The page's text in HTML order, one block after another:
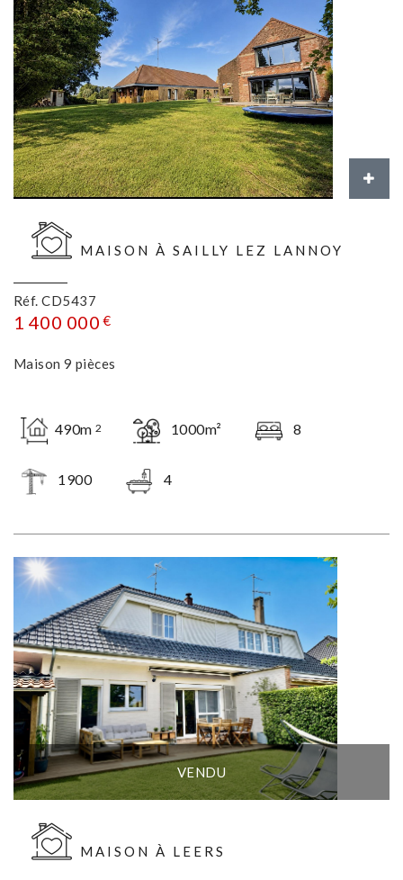
MAISON À SAILLY LEZ LANNOY
Réf. CD5437
1 400 000 €
Maison 9 pièces
490m 2 1000m² 8
1900 4
VENDU
MAISON À LEERS